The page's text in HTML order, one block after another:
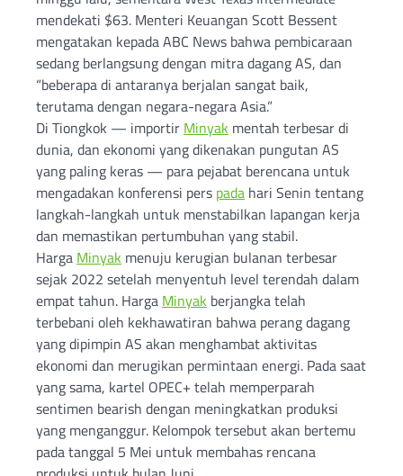
mendekati $63. Menteri Keuangan Scott Bessent
mengatakan kepada ABC News bahwa pembicaraan
sedang berlangsung dengan mitra dagang AS, dan
“beberapa di antaranya berjalan sangat baik,
terutama dengan negara-negara Asia.”
Di Tiongkok — importir Minyak mentah terbesar di
dunia, dan ekonomi yang dikenakan pungutan AS
yang paling keras — para pejabat berencana untuk
mengadakan konferensi pers pada hari Senin tentang
langkah-langkah untuk menstabilkan lapangan kerja
dan memastikan pertumbuhan yang stabil.
Harga Minyak menuju kerugian bulanan terbesar
sejak 2022 setelah menyentuh level terendah dalam
empat tahun. Harga Minyak berjangka telah
terbebani oleh kekhawatiran bahwa perang dagang
yang dipimpin AS akan menghambat aktivitas
ekonomi dan merugikan permintaan energi. Pada saat
yang sama, kartel OPEC+ telah memperparah
sentimen bearish dengan meningkatkan produksi
yang menganggur. Kelompok tersebut akan bertemu
pada tanggal 5 Mei untuk membahas rencana